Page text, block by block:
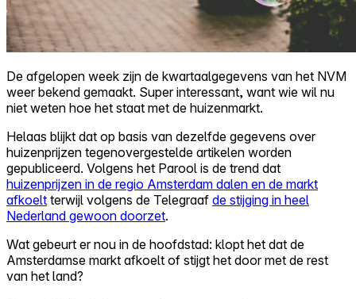
De afgelopen week zijn de kwartaalgegevens van het NVM
weer bekend gemaakt. Super interessant, want wie wil nu
niet weten hoe het staat met de huizenmarkt.
Helaas blijkt dat op basis van dezelfde gegevens over
huizenprijzen tegenovergestelde artikelen worden
gepubliceerd. Volgens het Parool is de trend dat
huizenprijzen in de regio Amsterdam dalen en de markt
afkoelt terwijl volgens de Telegraaf de stijging in heel
Nederland gewoon doorzet.
Wat gebeurt er nou in de hoofdstad: klopt het dat de
Amsterdamse markt afkoelt of stijgt het door met de rest
van het land?